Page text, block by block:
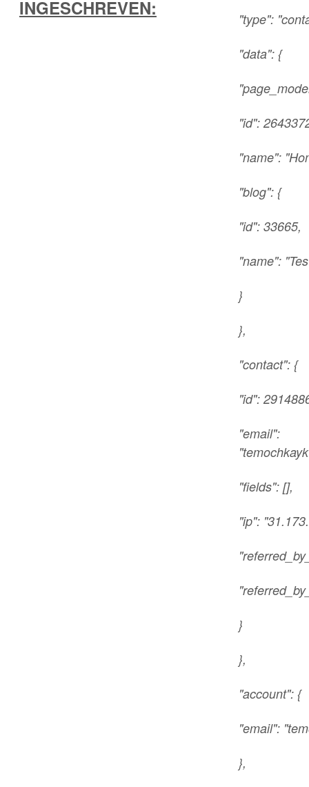
INGESCHREVEN:
"type":
"data": {
"id":
"name":
"blog": {
"id": 33665,
"name":
}
},
"contact": {
"id":
"email":
"fields": [],
"ip":
}
},
"account": {
"email":
},